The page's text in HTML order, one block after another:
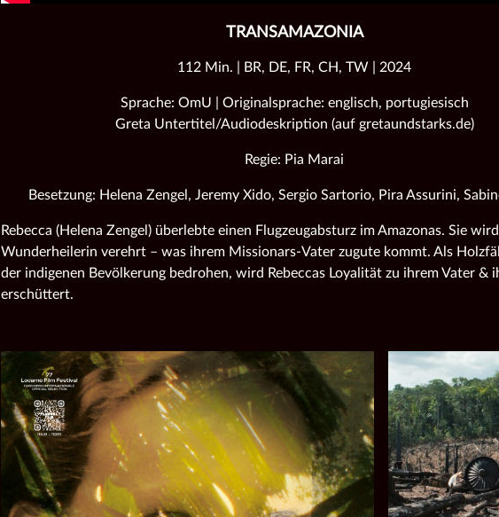
TRANSAMAZONIA
112 Min. | BR, DE, FR, CH, TW | 2024
Sprache: OmU | Originalsprache: englisch, portugiesisch
Greta Untertitel/Audiodeskription (auf gretaundstarks.de)
Regie: Pia Marai
Besetzung: Helena Zengel, Jeremy Xido, Sergio Sartorio, Pira Assurini,
Rebecca (Helena Zengel) überlebte einen Flugzeugabsturz im Amazonas. Sie
Wunderheilerin verehrt – was ihrem Missionars-Vater zugute kommt. Als
der indigenen Bevölkerung bedrohen, wird Rebeccas Loyalität zu ihrem Vater &
erschüttert.